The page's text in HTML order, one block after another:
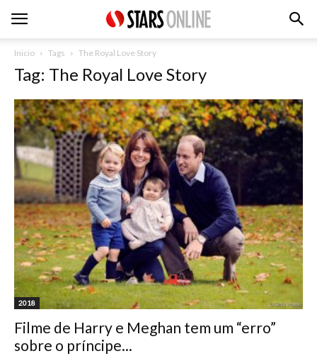
Inicio Tags The Royal Love Story
Tag: The Royal Love Story
2018
Filme de Harry e Meghan tem um “erro”
sobre o príncipe...